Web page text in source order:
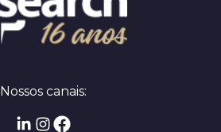
Nossos canais: